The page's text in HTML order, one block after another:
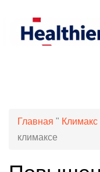
Главная " Климакс
климаксе